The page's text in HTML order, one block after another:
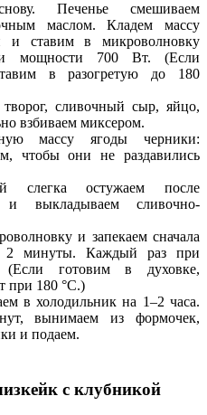
Печенье смешиваем
маслом. Кладем массу
и ставим в микроволновку
мощности 700 Вт. (Если
в разогретую до 180
сливочный сыр, яйцо,
взбиваем миксером.
массу ягоды черники:
чтобы они не раздавились
слегка остужаем после
и выкладываем сливочно-
и запекаем сначала
минуты. Каждый раз при
готовим в духовке,
при 180 °С.)
в холодильник на 1–2 часа.
вынимаем из формочек,
и подаем.
с клубникой